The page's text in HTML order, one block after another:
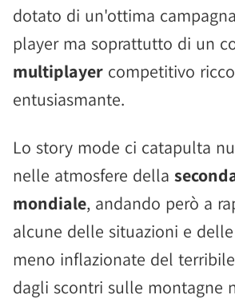
dotato di un'ottima
player ma soprattutto di un
multiplayer competitivo
entusiasmante.
Lo story mode ci catapulta
nelle atmosfere della
mondiale, andando però a
alcune delle situazioni e
meno inflazionate del
dagli scontri sulle montagne